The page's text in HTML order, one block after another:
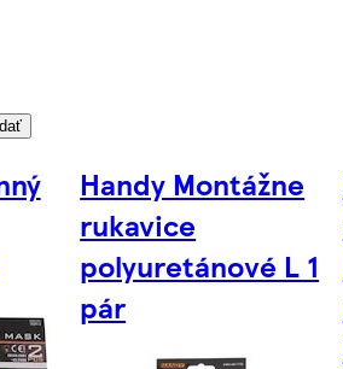
Handy Montážne
rukavice
polyuretánové L 1
pár